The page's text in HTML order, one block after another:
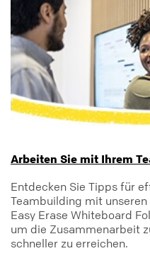
Arbeiten Sie mit Ihrem
Entdecken Sie Tipps für
Teambuilding mit
Easy Erase Whiteboard
um die Zusammenarbeit
schneller zu erreichen.